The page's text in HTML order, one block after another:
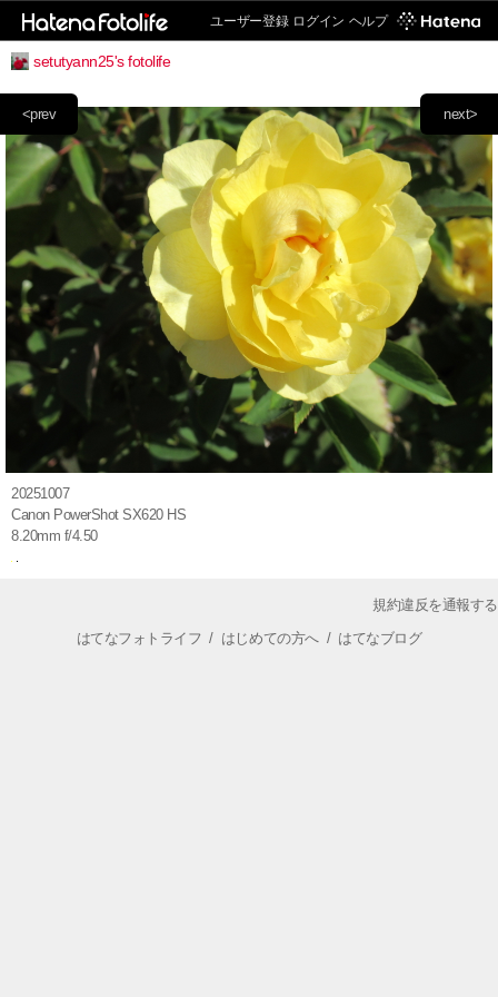
ユーザー登録 ログイン ヘルプ
setutyann25's fotolife
next>
<prev
20251007
Canon PowerShot SX620 HS
8.20mm f/4.50
規約違反を通報する
はてなフォトライフ / はじめての方へ/ はてなブログ